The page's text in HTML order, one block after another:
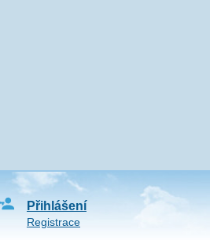
Přihlášení
Registrace